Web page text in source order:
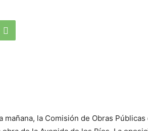
mañana, la Comisión de Obras